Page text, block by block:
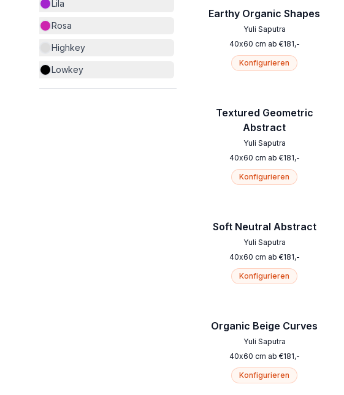
Lila
Rosa
Highkey
Lowkey
Earthy Organic Shapes
Yuli Saputra
40x60 cm ab €181,-
Konfigurieren
Textured Geometric
Abstract
Yuli Saputra
40x60 cm ab €181,-
Konfigurieren
Soft Neutral Abstract
Yuli Saputra
40x60 cm ab €181,-
Konfigurieren
Organic Beige Curves
Yuli Saputra
40x60 cm ab €181,-
Konfigurieren